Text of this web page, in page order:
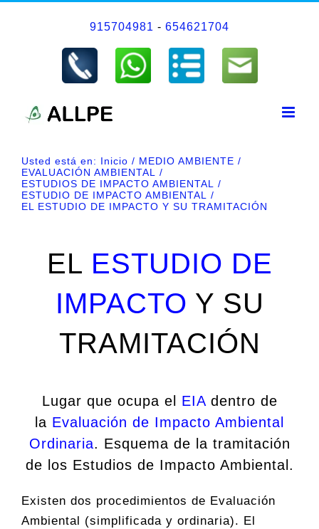
915704981 - 654621704
Usted está en: Inicio
MEDIO AMBIENTE
EVALUACIÓN AMBIENTAL
ESTUDIOS DE IMPACTO AMBIENTAL
ESTUDIO DE IMPACTO AMBIENTAL
EL ESTUDIO DE IMPACTO Y SU TRAMITACIÓN
EL ESTUDIO DE
IMPACTO Y SU
TRAMITACIÓN
Lugar que ocupa el EIAdentro de
la Evaluación de Impacto Ambiental
Ordinaria. Esquema de la tramitación
de los Estudios de Impacto Ambiental.
Existen dos procedimientos de Evaluación
Ambiental (simplificada y ordinaria). El